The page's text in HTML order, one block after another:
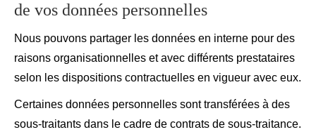
de vos données personnelles
Nous pouvons partager les données en interne pour des
raisons organisationnelles et avec différents prestataires
selon les dispositions contractuelles en vigueur avec eux.
Certaines données personnelles sont transférées à des
sous-traitants dans le cadre de contrats de sous-traitance.